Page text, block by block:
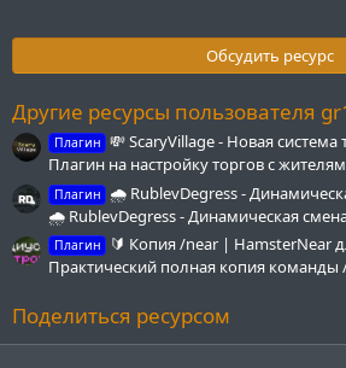
Обсудить ресурс
Другие ресурсы пользователя
Плагин 💸 ScaryVillage - Новая
Плагин на настройку торгов с
Плагин
🌧 RublevDegress -
🌧 RublevDegress - Динамическая
Плагин
🔰 Копия /near | HamsterNear
Практический полная копия команды
Поделиться ресурсом